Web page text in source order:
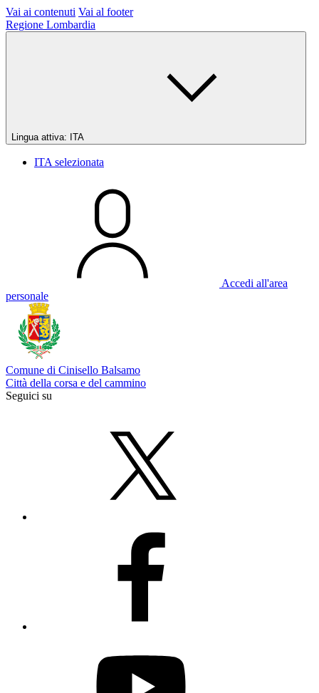
Vai ai contenuti Vai al footer
Regione Lombardia
Lingua attiva: ITA
ITA selezionata
Accedi all'area
personale
Comune di Cinisello Balsamo
Città della corsa e del cammino
Seguici su